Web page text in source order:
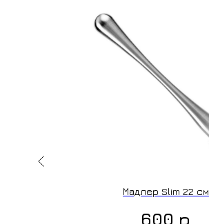
Мадлер Slim 22 см.
600 р.